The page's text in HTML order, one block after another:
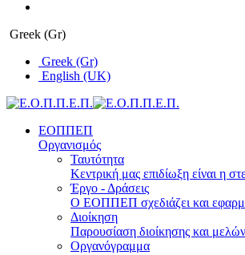
Greek (Gr)
Greek (Gr)
English (UK)
ΕΟΠΠΕΠ
Οργανισμός
Ταυτότητα
Κεντρική μας επιδίωξη είναι η
Έργο - Δράσεις
Ο ΕΟΠΠΕΠ σχεδιάζει και
Διοίκηση
Παρουσίαση διοίκησης και
Οργανόγραμμα